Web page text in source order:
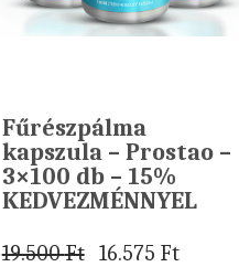
Fűrészpálma
kapszula – Prostao –
3×100 db – 15%
KEDVEZMÉNNYEL
19.500Ft 16.575 Ft